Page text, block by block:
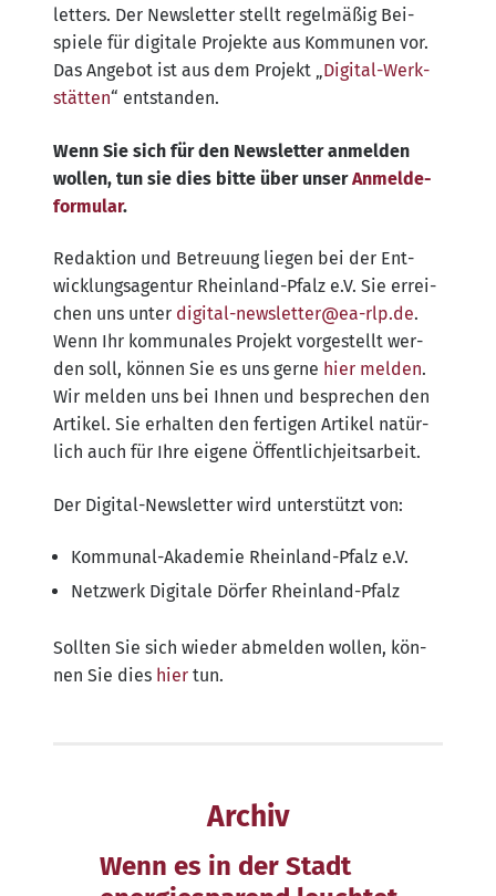
let­ters. Der News­let­ter stellt regel­mä­ßig Bei­
spie­le für digi­ta­le Pro­jek­te aus Kom­mu­nen vor.
Das Ange­bot ist aus dem Pro­jekt „Digi­tal-Werk­
stät­ten“ ent­stan­den.
Wenn Sie sich für den News­let­ter anmel­den
wol­len, tun sie dies bit­te über unserAnmel­de­
for­mu­lar.
Redak­ti­on und Betreu­ung lie­gen bei der Ent­
wick­lungs­agen­tur Rhein­land-Pfalz e.V. Sie errei­
chen uns unter digital-​newsletter@​ea-​rlp.​de.
Wenn Ihr kom­mu­na­les Pro­jekt vor­ge­stellt wer­
den soll, kön­nen Sie es uns ger­ne hier mel­den.
Wir mel­den uns bei Ihnen und bespre­chen den
Arti­kel. Sie erhal­ten den fer­ti­gen Arti­kel natür­
lich auch für Ihre eige­ne Öffentlichjeitsarbeit.
Der Digi­tal-News­let­ter wird unter­stützt von:
Kom­mu­nal-Aka­de­mie Rhein­land-Pfalz e.V.
Netz­werk Digi­ta­le Dör­fer Rheinland-Pfalz
Soll­ten Sie sich wie­der abmel­den wol­len, kön­
nen Sie dies hier tun.
Archiv
Wenn es in der Stadt